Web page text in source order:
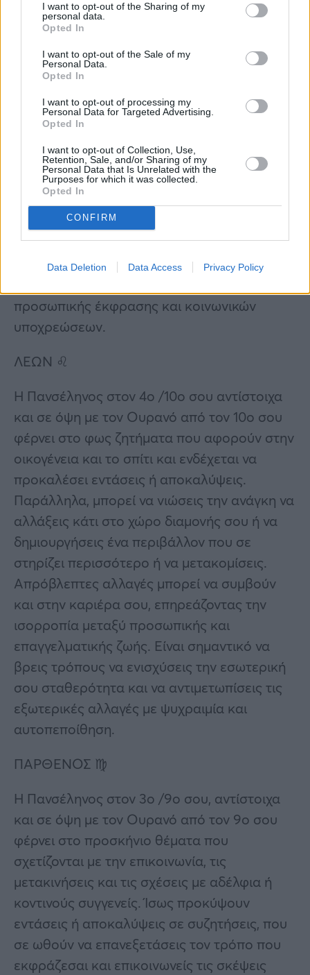
I want to opt-out of the Sharing of my
personal data.
Opted In
I want to opt-out of the Sale of my
Personal Data.
Opted In
I want to opt-out of processing my
Personal Data for Targeted Advertising.
Opted In
I want to opt-out of Collection, Use,
Retention, Sale, and/or Sharing of my
Personal Data that Is Unrelated with the
Purposes for which it was collected.
Opted In
CONFIRM
Data Deletion Data Access Privacy Policy
με τον Ουρανό από τον 11ο σου φέρνει
έντονα στο προσκήνιο θέματα που
σχετίζονται με τη δημιουργικότητα, τον
έρωτα και τα παιδιά. Ίσως βιώσεις
συναισθηματικές εντάσεις ή αποκαλύψεις
που αφορούν στα ερωτικά σου. Παράλληλα,
τη δημιουργικότητά σου με νέους τρόπους ή
να ασχοληθείς με χόμπι που σε γεμίζουν.
Αλλαγές μπορεί να προκύψουν στον
κοινωνικό σου κύκλο ή στους στόχους σου,
επηρεάζοντας τις φιλίες και τις ομαδικές
δραστηριότητες. Είναι μια περίοδος που σε
προσωπικής έκφρασης και κοινωνικών
υποχρεώσεων.
ΛΕΩΝ ♌
Η Πανσέληνος στον 4ο /10ο σου αντίστοιχα
και σε όψη με τον Ουρανό από τον 10ο σου
φέρνει στο φως ζητήματα που αφορούν στην
οικογένεια και το σπίτι και ενδέχεται να
προκαλέσει εντάσεις ή αποκαλύψεις.
Παράλληλα, μπορεί να νιώσεις την ανάγκη να
αλλάξεις κάτι στο χώρο διαμονής σου ή να
δημιουργήσεις ένα περιβάλλον που σε
στηρίζει περισσότερο ή να μετακομίσεις.
Απρόβλεπτες αλλαγές μπορεί να συμβούν
και στην καριέρα σου, επηρεάζοντας την
ισορροπία μεταξύ προσωπικής και
επαγγελματικής ζωής. Είναι σημαντικό να
βρεις τρόπους να ενισχύσεις την εσωτερική
σου σταθερότητα και να αντιμετωπίσεις τις
εξωτερικές αλλαγές με ψυχραιμία και
αυτοπεποίθηση.
ΠΑΡΘΕΝΟΣ ♍
Η Πανσέληνος στον 3ο /9ο σου, αντίστοιχα
και σε όψη με τον Ουρανό από τον 9ο σου
φέρνει στο προσκήνιο θέματα που
σχετίζονται με την επικοινωνία, τις
μετακινήσεις και τις σχέσεις με αδέλφια ή
κοντινούς συγγενείς. Ίσως προκύψουν
εντάσεις ή αποκαλύψεις σε συζητήσεις, που
σε ωθούν να επανεξετάσεις τον τρόπο που
εκφράζεσαι και επικοινωνείς τις σκέψεις